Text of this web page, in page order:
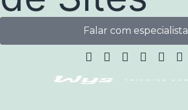
Falar com especialista